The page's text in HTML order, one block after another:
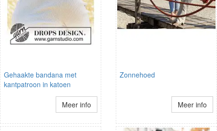
Gehaakte bandana met
kantpatroon in katoen
Meer info
Zonnehoed
Meer info